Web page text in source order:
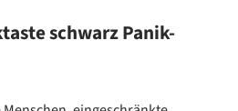
schwarz Panik-